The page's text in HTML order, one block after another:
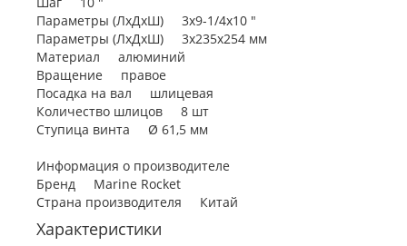
Параметры (ЛxДxШ) 3х9-1/4х10 "
Параметры (ЛхДхШ) 3х235х254 мм
Материал алюминий
Вращение правое
Посадка на вал шлицевая
Количество шлицов 8 шт
Ступица винта Ø 61,5 мм
Информация о производителе
Бренд Marine Rocket
Страна производителя Китай
Характеристики